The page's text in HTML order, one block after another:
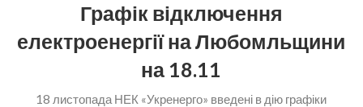
Графік відключення
електроенергії на Любомльщини
на 18.11
18 листопада НЕК «Укренерго» введені в дію графіки